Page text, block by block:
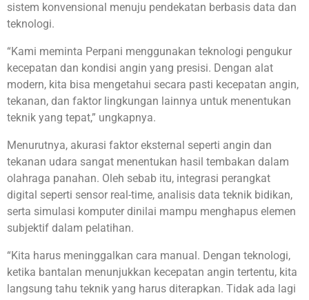
sistem konvensional menuju pendekatan berbasis data dan
teknologi.
“Kami meminta Perpani menggunakan teknologi pengukur
kecepatan dan kondisi angin yang presisi. Dengan alat
modern, kita bisa mengetahui secara pasti kecepatan angin,
tekanan, dan faktor lingkungan lainnya untuk menentukan
teknik yang tepat,” ungkapnya.
Menurutnya, akurasi faktor eksternal seperti angin dan
tekanan udara sangat menentukan hasil tembakan dalam
olahraga panahan. Oleh sebab itu, integrasi perangkat
digital seperti sensor real-time, analisis data teknik bidikan,
serta simulasi komputer dinilai mampu menghapus elemen
subjektif dalam pelatihan.
“Kita harus meninggalkan cara manual. Dengan teknologi,
ketika bantalan menunjukkan kecepatan angin tertentu, kita
langsung tahu teknik yang harus diterapkan. Tidak ada lagi